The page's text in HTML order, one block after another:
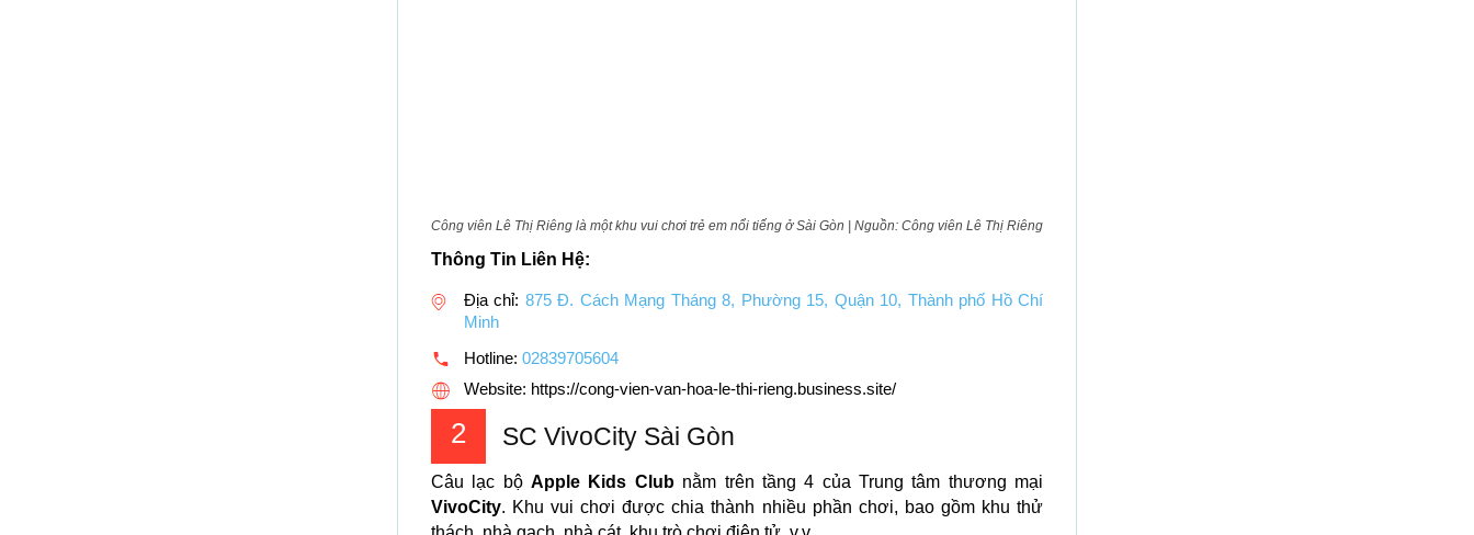
Công viên Lê Thị Riêng là một khu vui chơi trẻ em nổi tiếng ở Sài Gòn | Nguồn: Công viên Lê Thị Riêng
Thông Tin Liên Hệ:
Địa chỉ: 875 Đ. Cách Mạng Tháng 8, Phường 15, Quận 10, Thành phố Hồ Chí
Minh
Hotline: 02839705604
Website: https://cong-vien-van-hoa-le-thi-rieng.business.site/
2 SC VivoCity Sài Gòn
Câu lạc bộApple Kids Clubnằm trên tầng 4 của Trung tâm thương mại
VivoCity. Khu vui chơi được chia thành nhiều phần chơi, bao gồm khu thử